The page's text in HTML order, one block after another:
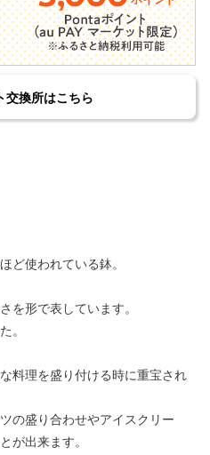
交換所はこちら
ど使われている鉢。
を形で表しています。
。
料理を盛り付ける時に重宝され
の盛り合わせやアイスクリー
が出来ます。